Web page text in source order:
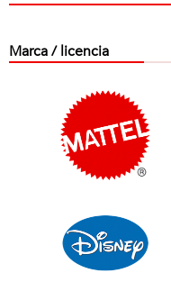
Marca / licencia